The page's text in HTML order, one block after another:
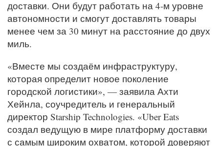
доставки. Они будут работать на 4-м уровне
автономности и смогут доставлять товары
менее чем за 30 минут на расстояние до двух
миль.
«Вместе мы создаём инфраструктуру,
которая определит новое поколение
городской логистики», — заявила Ахти
Хейнла, соучредитель и генеральный
директор Starship Technologies. «Uber Eats
создал ведущую в мире платформу доставки
с самым широким охватом, которой доверяют